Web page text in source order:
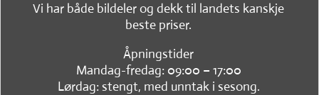
Vi har både bildeler og dekk til landets kanskje
beste priser.
Åpningstider
Mandag-fredag: 09:00 – 17:00
Lørdag: stengt, med unntak i sesong.